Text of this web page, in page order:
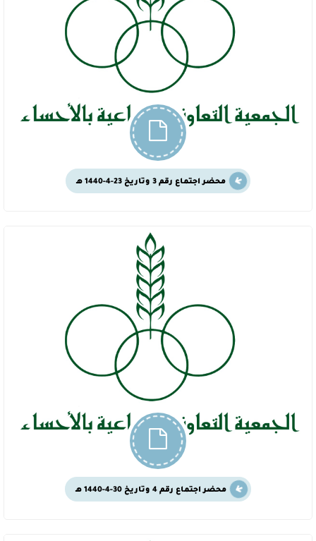
محضر اجتماع رقم 3 وتاريخ 23-4-1440 هـ
محضر اجتماع رقم 4 وتاريخ 30-4-1440 هـ